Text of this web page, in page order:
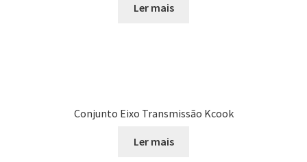
Ler mais
Conjunto Eixo Transmissão Kcook
Ler mais